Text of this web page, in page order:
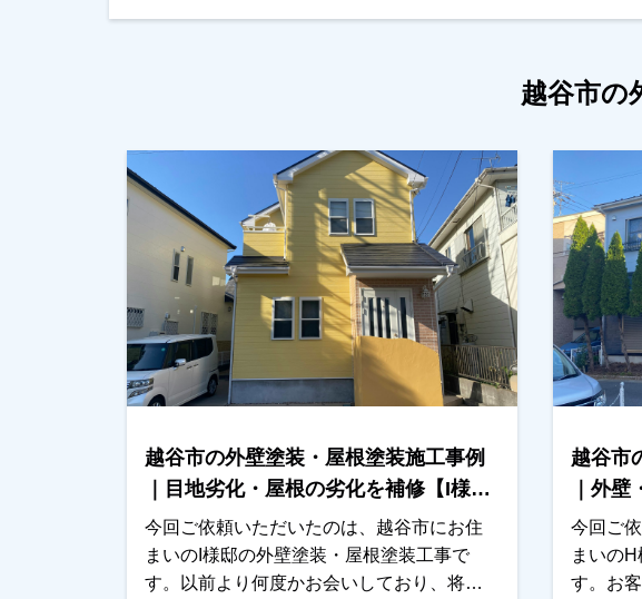
越谷市の
越谷市の外壁塗装・屋根塗装施工事例
｜目地劣化・屋根の劣化を補修【I様
邸】
今回ご依頼いただいたのは、越谷市にお住
まいのI様邸の外壁塗装・屋根塗装工事で
す。以前より何度かお会いしており、将来
越谷市
｜外
邸】
今回ご
まいの
す。お